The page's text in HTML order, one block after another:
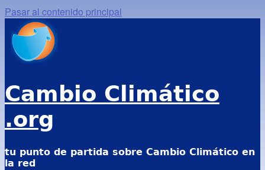
Pasar al contenido principal
Cambio Climático
.org
tu punto de partida sobre Cambio Climático en
la red